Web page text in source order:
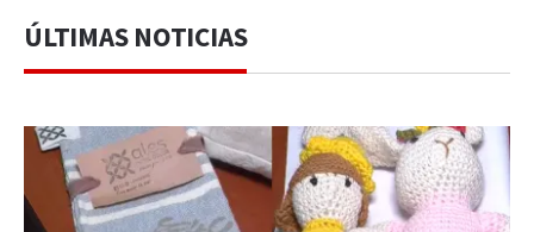
ÚLTIMAS NOTICIAS